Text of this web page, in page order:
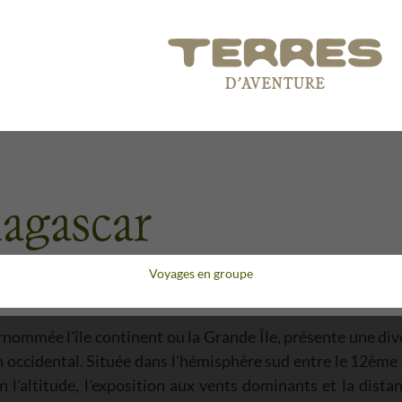
Voyages en groupe
l'île continent ou la Grande Île, présente une
Située dans l'hémisphère sud entre le
l'exposition aux vents dominants et la